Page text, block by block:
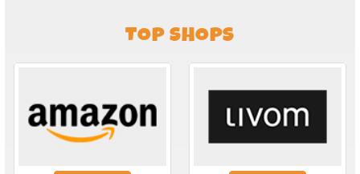
TOP SHOPS